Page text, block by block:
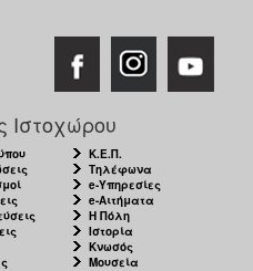
Ιστοχώρου
Κ.Ε.Π.
Τηλέφωνα
e-Υπηρεσίες
e-Αιτήματα
Η Πόλη
Ιστορία
Κνωσός
Μουσεία